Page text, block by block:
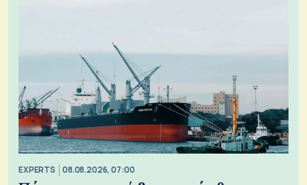
EXPERTS 08.08.2026, 07:00